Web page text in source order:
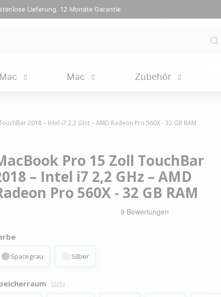
Lieferung. 12 Monate Garantie
Mac Zubehör
2018 – Intel i7 2,2 GHz – AMD Radeon Pro 560X - 32 GB RAM
Pro 15 Zoll TouchBar
– Intel i7 2,2 GHz – AMD
Pro 560X - 32 GB RAM
Spacegrau Silber
Mehr